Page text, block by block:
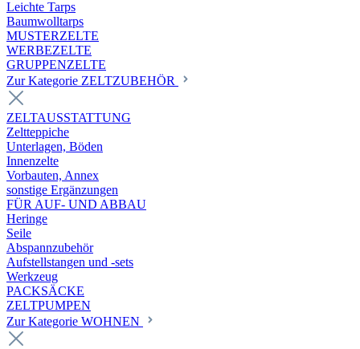
Leichte Tarps
Baumwolltarps
MUSTERZELTE
WERBEZELTE
GRUPPENZELTE
Zur Kategorie ZELTZUBEHÖR
ZELTAUSSTATTUNG
Zeltteppiche
Unterlagen, Böden
Innenzelte
Vorbauten, Annex
sonstige Ergänzungen
FÜR AUF- UND ABBAU
Heringe
Seile
Abspannzubehör
Aufstellstangen und -sets
Werkzeug
PACKSÄCKE
ZELTPUMPEN
Zur Kategorie WOHNEN